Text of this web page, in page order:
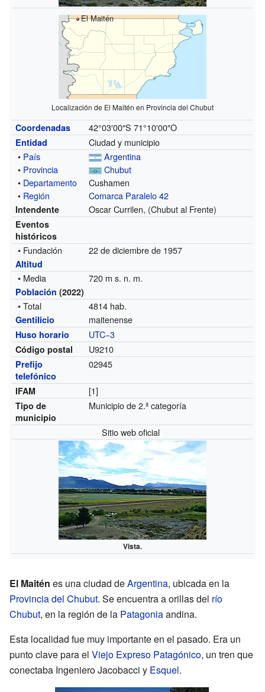
El Maitén
Localización de El Maitén en Provincia del Chubut
Coordenadas 42°03′00″S 71°10′00″O
Entidad
Ciudad y municipio
• País
Argentina
• Provincia
Chubut
• Departamento
Cushamen
• Región Comarca Paralelo 42
Intendente Oscar Currilen, (Chubut al Frente)
Eventos
históricos
• Fundación 22 de diciembre de 1957
Altitud
• Media 720 m s. n. m.
Población (2022)
• Total 4814 hab.
Gentilicio maitenense
Huso horario UTC−3
Código postal U9210
Prefijo
telefónico
02945
IFAM [1]
Tipo de
municipio
Municipio de 2.ª categoría
Sitio web oficial
Vista.
El Maitén es una ciudad deArgentina, ubicada en la
Provincia del Chubut. Se encuentra a orillas del río
Chubut, en la región de la Patagoniaandina.
Esta localidad fue muy importante en el pasado. Era un
punto clave para el Viejo Expreso Patagónico, un tren que
conectaba Ingeniero Jacobacci y Esquel.